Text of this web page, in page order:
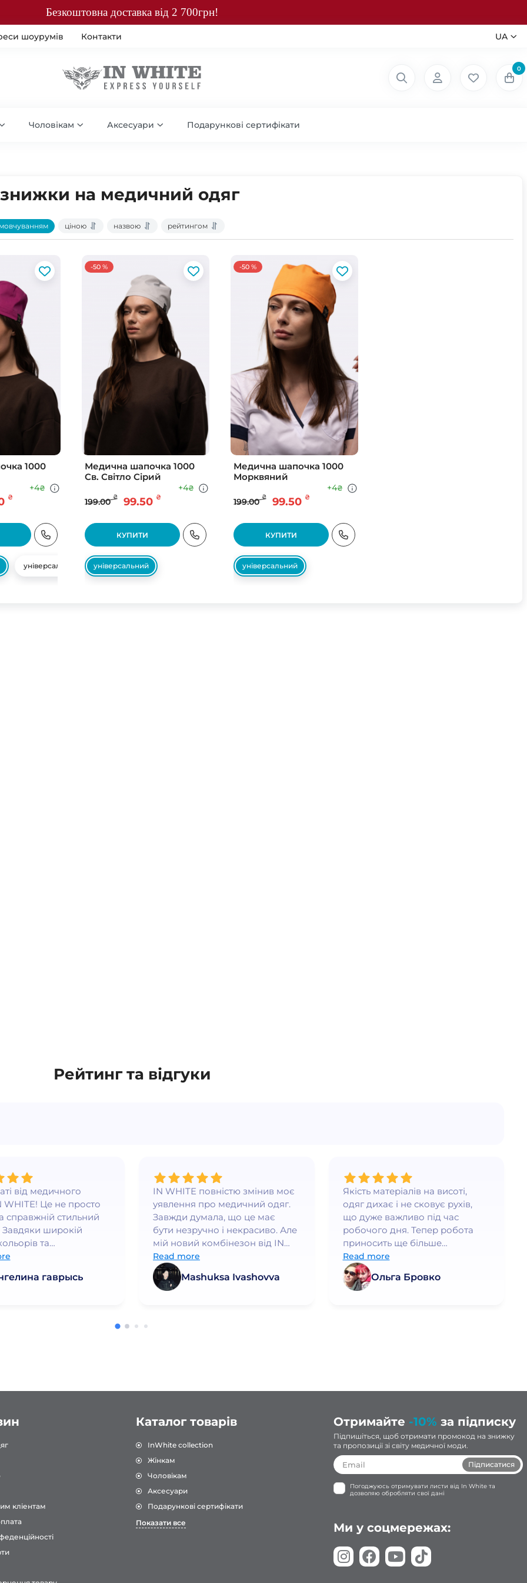
Безкоштовна доставка від 2 700грн!
шоурумів Контакти UA
0
Чоловікам Аксесуари Подарункові сертифікати
знижки на медичний одяг
ціною назвою рейтингом
1000
₴
+4₴
універсальний
-50 %
Медична шапочка 1000
Св. Свiтло Сiрий
199.00 ₴ 99.50 ₴
+4₴
КУПИТИ
універсальний
-50 %
Медична шапочка 1000
Морквяний
199.00 ₴ 99.50 ₴
+4₴
КУПИТИ
універсальний
Рейтинг та відгуки
від медичного
WHITE! Це не просто
справжній стильний
широкій
та
крою, я
впевнено та
гаврысь
IN WHITE повністю змінив моє
уявлення про медичний одяг.
Завжди думала, що це має
бути незручно і некрасиво. Але
мій новий комбінезон від IN
WHITE - це любов з першого
погляду. Він ідеально сидить, а
якість просто неймовірна. Я
працюю в медичній сфері
Read more
Mashuksa Ivashovva
Якість матеріалів на висоті,
одяг дихає і не сковує рухів,
що дуже важливо під час
робочого дня. Тепер робота
приносить ще більше
задоволення!
Read more
Ольга Бровко
кліентам
Каталог товарів
InWhite collection
Жінкам
Чоловікам
Аксесуари
Подарункові сертифікати
Показати все
Отримайте -10% за підписку
Підпишіться, щоб отримати промокод на знижку
та пропозиції зі світу медичної моди.
Підписатися
Погоджуюсь отримувати листи від In White та
дозволяю обробляти свої дані
Ми у соцмережах: